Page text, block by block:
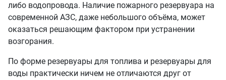
либо водопровода. Наличие пожарного резервуара на
современной АЗС, даже небольшого объёма, может
оказаться решающим фактором при устранении
возгорания.
По форме резервуары для топлива и резервуары для
воды практически ничем не отличаются друг от